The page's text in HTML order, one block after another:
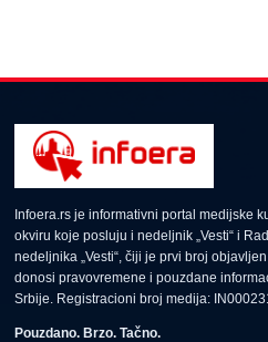
Infoera.rs je informativni portal medijske
okviru koje posluju i nedeljnik „Vesti“ i
nedeljnika „Vesti“, čiji je prvi broj
donosi pravovremene i pouzdane
Srbije. Registracioni broj medija:
Pouzdano. Brzo. Tačno.